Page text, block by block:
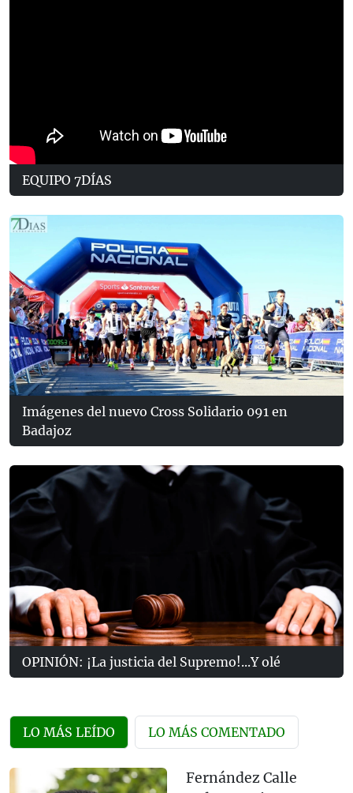
EQUIPO 7DÍAS
Imágenes del nuevo Cross Solidario 091 en
Badajoz
OPINIÓN: ¡La justicia del Supremo!...Y olé
LO MÁS LEÍDO LO MÁS COMENTADO
Fernández Calle